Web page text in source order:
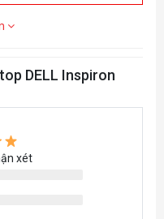
x4 NVMe SSD
DELL Inspiron
xét